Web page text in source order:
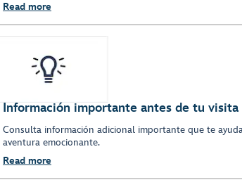
Read more
Información importante antes de tu visita
Consulta información adicional importante que te
aventura emocionante.
Read more